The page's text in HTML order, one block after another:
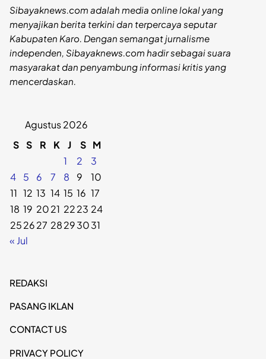
Sibayaknews.com adalah media online lokal yang
menyajikan berita terkini dan terpercaya seputar
Kabupaten Karo. Dengan semangat jurnalisme
independen, Sibayaknews.com hadir sebagai suara
masyarakat dan penyambung informasi kritis yang
mencerdaskan.
Agustus 2026
S S R K J S M
1
2
3
4
5 6 7 8 9
10
11 12 13 14 15 16 17
18 19 2021 2223 24
252627 28293031
« Jul
REDAKSI
PASANG IKLAN
CONTACT US
PRIVACY POLICY